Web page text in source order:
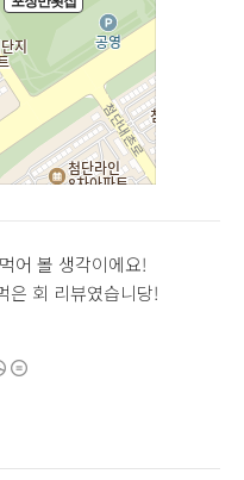
어 볼 생각이에요!
은 회 리뷰였습니당!